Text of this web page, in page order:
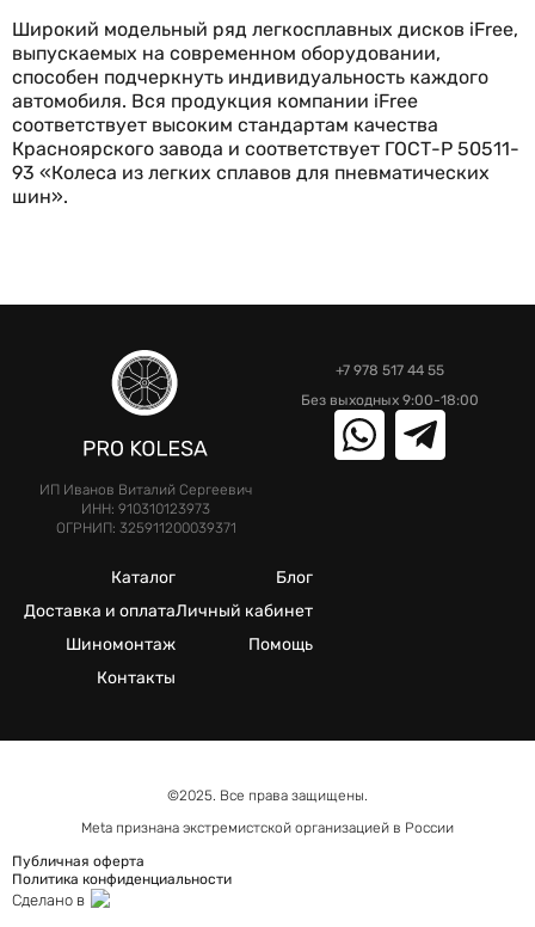
Широкий модельный ряд легкосплавных дисков iFree,
выпускаемых на современном оборудовании,
способен подчеркнуть индивидуальность каждого
автомобиля. Вся продукция компании iFree
соответствует высоким стандартам качества
Красноярского завода и соответствует ГОСТ-Р 50511-
93 «Колеса из легких сплавов для пневматических
шин».
ИП Иванов Виталий Сергеевич
ИНН: 910310123973
ОГРНИП: 325911200039371
+7 978 517 44 55
Без выходных 9:00-18:00
Каталог
Доставка и оплата
Шиномонтаж
Контакты
Блог
Личный кабинет
Помощь
©2025. Все права защищены.
Meta признана экстремистcкой организацией в России
Публичная оферта
Политика конфиденциальности
Сделано в